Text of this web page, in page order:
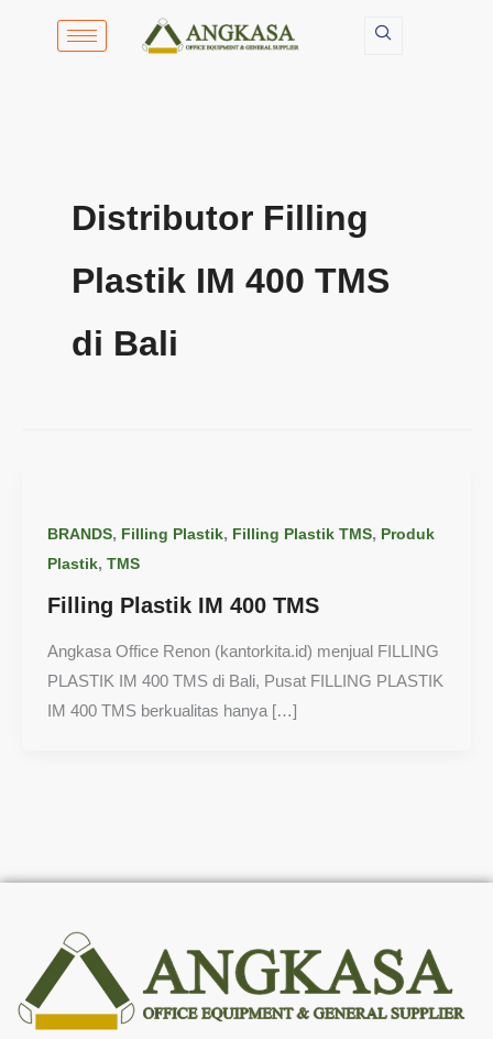
Distributor Filling
Plastik IM 400 TMS
di Bali
BRANDS, Filling Plastik, Filling Plastik TMS, Produk
Plastik, TMS
Filling Plastik IM 400 TMS
Angkasa Office Renon (kantorkita.id) menjual FILLING
PLASTIK IM 400 TMS di Bali, Pusat FILLING PLASTIK
IM 400 TMS berkualitas hanya […]